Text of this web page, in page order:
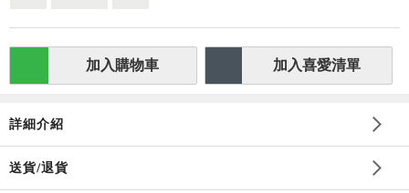
加入購物車 加入喜愛清單
詳細介紹
送貨/退貨